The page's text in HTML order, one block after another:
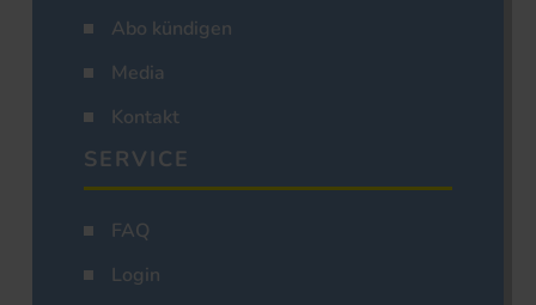
Abo kündigen
Media
Kontakt
SERVICE
FAQ
Login